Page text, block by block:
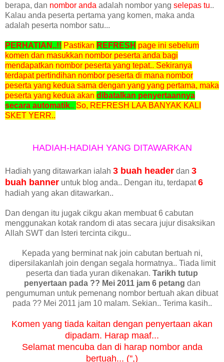
berapa, dan nombor anda adalah nombor yang selepas tu..
Kalau anda peserta pertama yang komen, maka anda
adalah peserta nombor satu...
PERHATIAN..!! Pastikan REFRESH page ini sebelum
komen dan masukkan nombor peserta anda bagi
mendapatkan nombor peserta yang tepat.. Sekiranya
terdapat pertindihan nombor peserta di mana nombor
peserta yang kedua sama dengan yang yang pertama, maka
peserta yang kedua akan dibatalkan penyertaannya
secara automatik.. So, REFRESH LAA BANYAK KALI
SKET YERR..
HADIAH-HADIAH YANG DITAWARKAN
Hadiah yang ditawarkan ialah 3 buah header dan 3
buah banner untuk blog anda.. Dengan itu, terdapat 6
hadiah yang akan ditawarkan..
Dan dengan itu jugak cikgu akan membuat 6 cabutan
menggunakan kotak random di atas secara jujur disaksikan
Allah SWT dan Isteri tercinta cikgu..
Kepada yang berminat nak join cabutan bertuah ni,
dipersilakanlah join dengan segala hormatnya.. Tiada limit
peserta dan tiada yuran dikenakan. Tarikh tutup
penyertaan pada ?? Mei 2011 jam 6 petang dan
pengumuman untuk pemenang nombor bertuah akan dibuat
pada ?? Mei 2011 jam 10 malam. Sekian.. Terima kasih..
Komen yang tiada kaitan dengan penyertaan akan
dipadam. Harap maaf...
Selamat mencuba dan di harap nombor anda
bertuah... ('',)